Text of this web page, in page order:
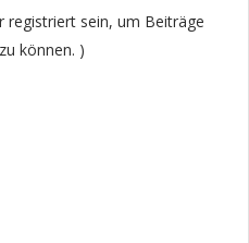
registriert sein, um Beiträge
können. )